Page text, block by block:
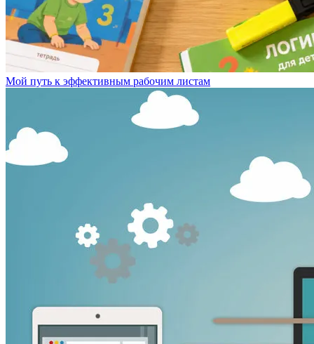
Мой путь к эффективным рабочим листам